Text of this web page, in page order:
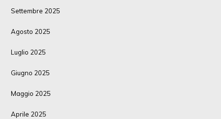
Settembre 2025
Agosto 2025
Luglio 2025
Giugno 2025
Maggio 2025
Aprile 2025